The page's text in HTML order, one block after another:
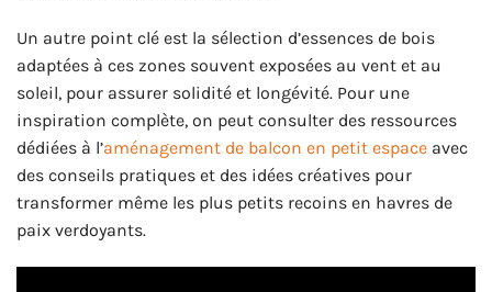
Un autre point clé est la sélection d’essences de bois
adaptées à ces zones souvent exposées au vent et au
soleil, pour assurer solidité et longévité. Pour une
inspiration complète, on peut consulter des ressources
dédiées à l’aménagement de balcon en petit espace avec
des conseils pratiques et des idées créatives pour
transformer même les plus petits recoins en havres de
paix verdoyants.